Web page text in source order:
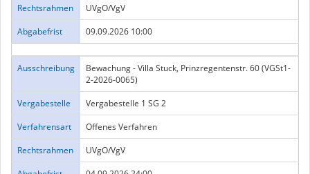
Rechtsrahmen
UVgO/VgV
Abgabefrist
09.09.2026 10:00
Ausschreibung
Bewachung - Villa Stuck, Prinzregentenstr. 60 (VGSt1-
2-2026-0065)
Vergabestelle
Vergabestelle 1 SG 2
Verfahrensart
Offenes Verfahren
Rechtsrahmen
UVgO/VgV